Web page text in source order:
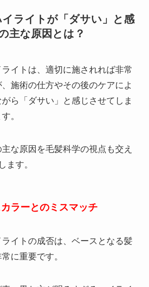
ライトが「ダサい」と感
主な原因とは？
イトは、適切に施されれば非常
施術の仕方やその後のケアによ
ら「ダサい」と感じさせてしま
。
な原因を毛髪科学の視点も交え
ます。
ラーとのミスマッチ
イトの成否は、ベースとなる髪
に重要です。